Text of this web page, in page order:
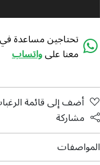
تحتاجين مساعدة
معنا علىواتساب
أضف إلى قائمة
مشاركة
المواصفات